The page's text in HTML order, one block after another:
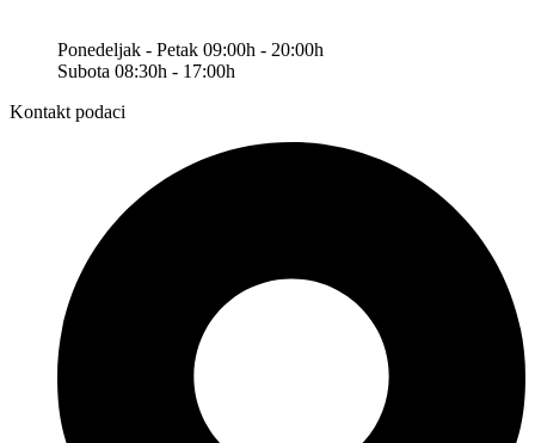
Ponedeljak - Petak 09:00h - 20:00h
Subota 08:30h - 17:00h
Kontakt podaci